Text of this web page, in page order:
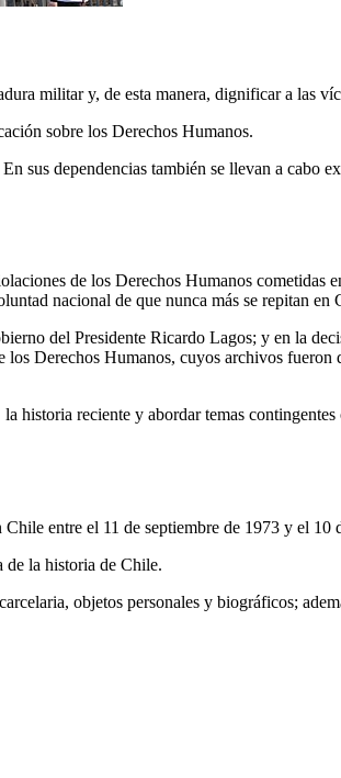
militar y, de esta manera, dignificar a las
sobre los Derechos Humanos.
sus dependencias también se llevan a cabo
de los Derechos Humanos cometidas
nacional de que nunca más se repitan en
del Presidente Ricardo Lagos; y en la
los Derechos Humanos, cuyos archivos fueron
historia reciente y abordar temas
entre el 11 de septiembre de 1973 y el 10
de la historia de Chile.
objetos personales y biográficos;